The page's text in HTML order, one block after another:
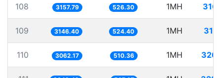
108 3157.79 526.30 1MH
109 3146.40 524.40 1MH
110 3062.17 510.36 1MH